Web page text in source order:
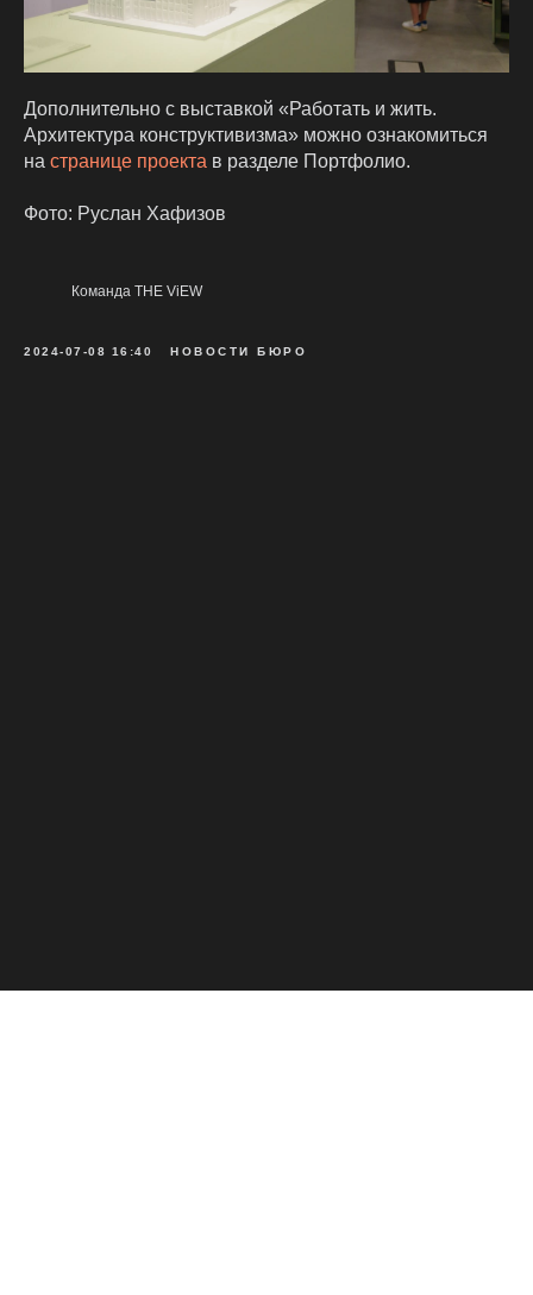
Дополнительно с выставкой «Работать и жить.
Архитектура конструктивизма» можно ознакомиться
на странице проекта в разделе Портфолио.
Фото: Руслан Хафизов
Команда THE ViEW
2024-07-08 16:40 НОВОСТИ БЮРО
THE
ViEW
ПРОЕКТЫ
УСЛУГИ
КОМАНДА
МЕДИА
КОНТАКТЫ
HELLO@THEVIEW.DESIGN
8 800 250 53 09